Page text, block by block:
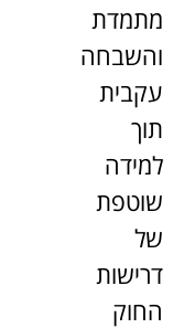
מתמדת
והשבחה
עקבית
תוך
למידה
שוטפת
של
דרישות
החוק